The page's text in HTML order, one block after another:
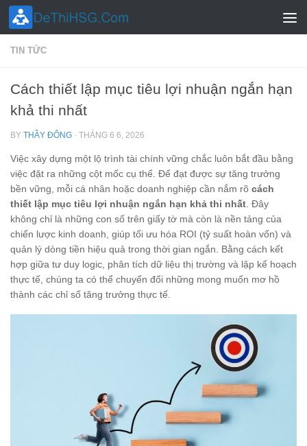
Skip to content
TIN TỨC
Cách thiết lập mục tiêu lợi nhuận ngắn hạn
khả thi nhất
BY THẦY ĐÔNG · THÁNG 6 6, 2026
Việc xây dựng một lộ trình tài chính vững chắc luôn bắt đầu bằng
việc đặt ra những cột mốc cụ thể. Để đạt được sự tăng trưởng
bền vững, mỗi cá nhân hoặc doanh nghiệp cần nắm rõ cách
thiết lập mục tiêu lợi nhuận ngắn hạn khả thi nhất. Đây
không chỉ là những con số trên giấy tờ mà còn là nền tảng của
chiến lược kinh doanh, giúp tối ưu hóa ROI (tỷ suất hoàn vốn) và
quản lý dòng tiền hiệu quả trong thời gian ngắn. Bằng cách kết
hợp giữa tư duy logic, phân tích dữ liệu thị trường và lập kế hoạch
thực tế, chúng ta có thể chuyển đổi những mong muốn mơ hồ
thành các chỉ số tăng trưởng thực tế.